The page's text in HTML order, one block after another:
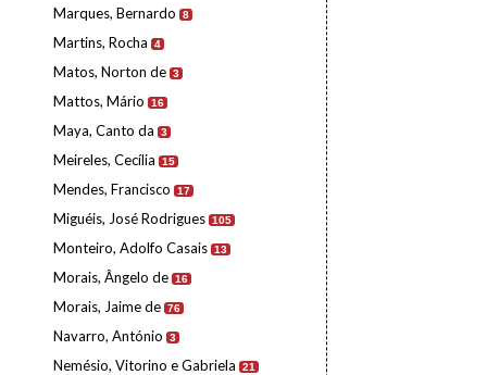
Marques, Bernardo 8
Martins, Rocha 4
Matos, Norton de 3
Mattos, Mário 16
Maya, Canto da 3
Meireles, Cecília 15
Mendes, Francisco 17
Miguéis, José Rodrigues 105
Monteiro, Adolfo Casais 13
Morais, Ângelo de 16
Morais, Jaime de 76
Navarro, António 3
Nemésio, Vitorino e Gabriela 21